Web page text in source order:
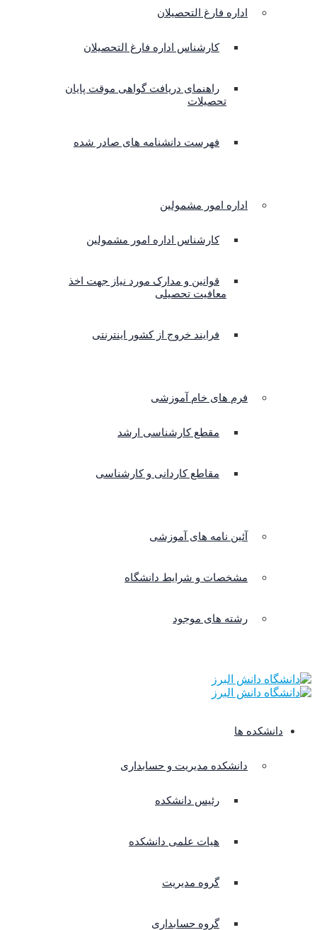
اداره فارغ التحصیلان
کارشناس اداره فارغ التحصیلان
راهنمای دریافت گواهی موقت پایان
تحصیلات
فهرست دانشنامه های صادر شده
اداره امور مشمولین
کارشناس اداره امور مشمولین
قوانین و مدارک مورد نیاز جهت اخذ
معافیت تحصیلی
فرایند خروج از کشور اینترنتی
فرم های خام آموزشی
مقطع کارشناسی ارشد
مقاطع کاردانی و کارشناسی
آئین نامه های آموزشی
مشخصات و شرایط دانشگاه
رشته های موجود
دانشکده ها
دانشکده مدیریت و حسابداری
رئیس دانشکده
هیات علمی دانشکده
گروه مدیریت
گروه حسابداری